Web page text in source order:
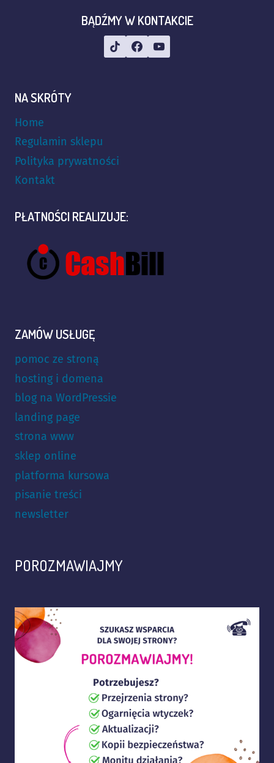
BĄDŹMY W KONTAKCIE
NA SKRÓTY
Home
Regulamin sklepu
Polityka prywatności
Kontakt
PŁATNOŚCI REALIZUJE:
ZAMÓW USŁUGĘ
pomoc ze stroną
hosting i domena
blog na WordPressie
landing page
strona www
sklep online
platforma kursowa
pisanie treści
newsletter
POROZMAWIAJMY